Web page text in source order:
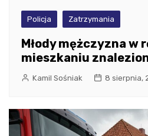
Policja Zatrzymania
Młody mężczyzna w
mieszkaniu
Kamil Sośniak 8 sierpnia,